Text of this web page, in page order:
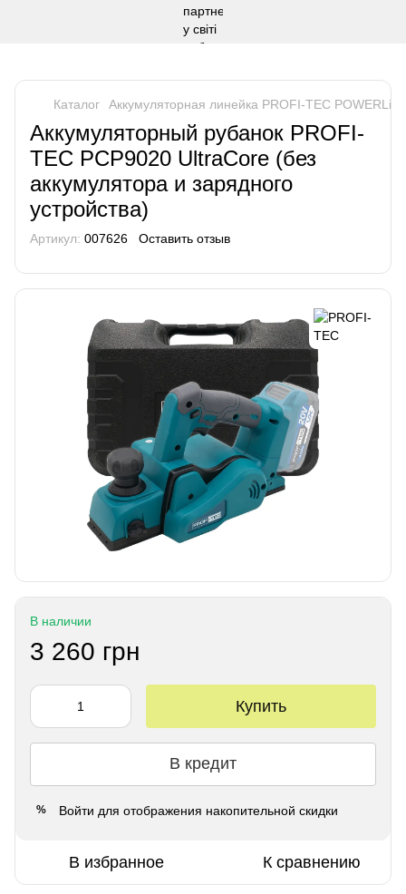
Каталог Аккумуляторная линейка PROFI-TEC POWERLine
Аккумуляторный рубанок PROFI-
TEC PCP9020 UltraCore (без
аккумулятора и зарядного
устройства)
Артикул: 007626 Оставить отзыв
В наличии
3 260 грн
Купить
В кредит
% Войти для отображения накопительной скидки
В избранное К сравнению